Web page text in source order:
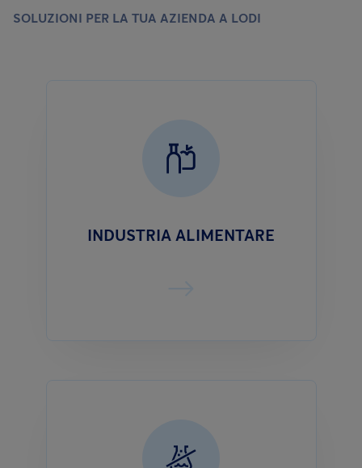
SOLUZIONI PER LA TUA AZIENDA A LODI
INDUSTRIA ALIMENTARE